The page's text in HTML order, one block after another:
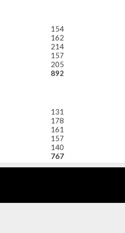
154
162
214
157
205
892
131
178
161
157
140
767